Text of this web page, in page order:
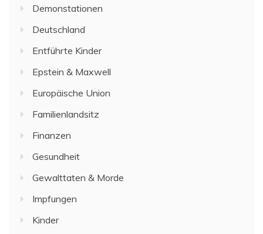
Demonstationen
Deutschland
Entführte Kinder
Epstein & Maxwell
Europäische Union
Familienlandsitz
Finanzen
Gesundheit
Gewalttaten & Morde
Impfungen
Kinder